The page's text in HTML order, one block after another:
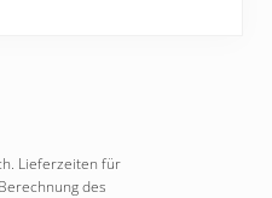
Lieferzeiten für
des